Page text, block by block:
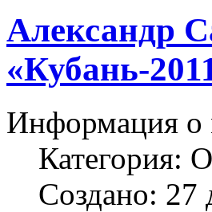
Александр
«Кубань-
Информация о
Категория:
Создано: 27